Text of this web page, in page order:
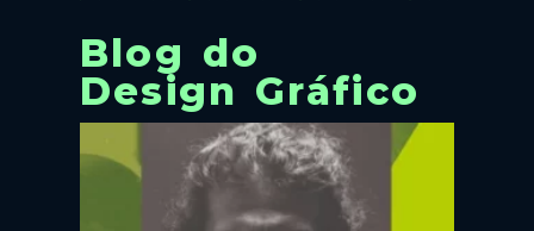
Blog do
Design Gráfico